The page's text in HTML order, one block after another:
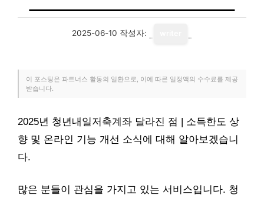
2025-06-10 작성자:
이 포스팅은 파트너스 활동의 일환으로, 이에 따른 일정액의 수수료를 제공
받습니다.
2025년 청년내일저축계좌 달라진 점 | 소득한도 상
향 및 온라인 기능 개선 소식에 대해 알아보겠습니
다.
많은 분들이 관심을 가지고 있는 서비스입니다. 청